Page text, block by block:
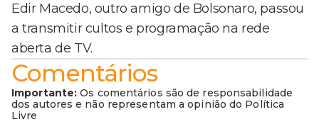
Edir Macedo, outro amigo de Bolsonaro, passou
a transmitir cultos e programação na rede
aberta de TV.
Comentários
Importante: Os comentários são de responsabilidade
dos autores e não representam a opinião do Política
Livre